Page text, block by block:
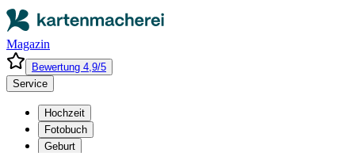
Magazin
Bewertung 4,9/5
Service
Hochzeit
Fotobuch
Geburt